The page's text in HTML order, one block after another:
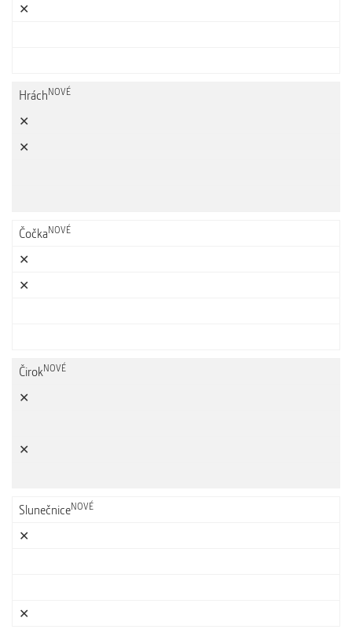
✕
HráchNOVÉ
✕
✕
ČočkaNOVÉ
✕
✕
ČirokNOVÉ
✕
✕
SlunečniceNOVÉ
✕
✕